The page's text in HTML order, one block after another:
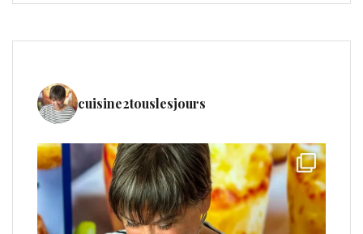
cuisine2touslesjours